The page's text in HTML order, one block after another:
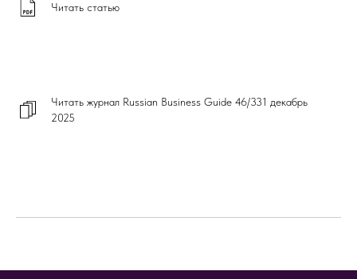
Читать статью
Читать журнал Russian Business Guide 46/331 декабрь
2025